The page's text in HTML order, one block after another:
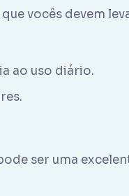
vocês devem
ao uso diário.
ser uma